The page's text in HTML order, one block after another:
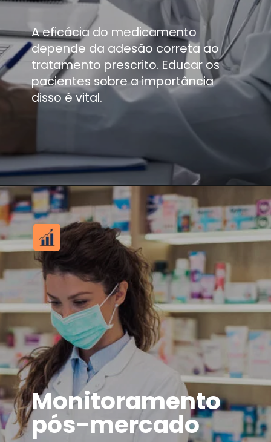
A eficácia do medicamento
depende da adesão correta ao
tratamento prescrito. Educar os
pacientes sobre a importância
disso é vital.
Monitoramento
pós-mercado